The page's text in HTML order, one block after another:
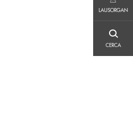
LAUSORGAN
CERCA